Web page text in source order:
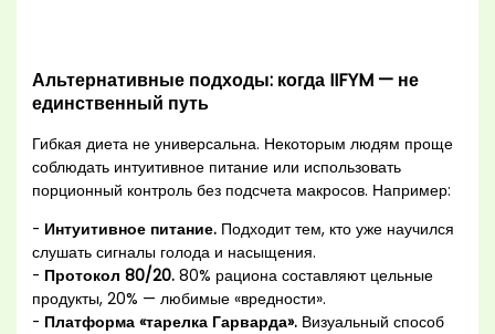
Альтернативные подходы: когда IIFYM — не
единственный путь
Гибкая диета не универсальна. Некоторым людям проще
соблюдать интуитивное питание или использовать
порционный контроль без подсчета макросов. Например:
- Интуитивное питание. Подходит тем, кто уже научился
слушать сигналы голода и насыщения.
- Протокол 80/20. 80% рациона составляют цельные
продукты, 20% — любимые «вредности».
- Платформа «тарелка Гарварда». Визуальный способ